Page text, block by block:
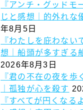
『アンチ・グッド
じと感想｜的外れな
年8月5日
『わたしを庇わな
想｜船頭が多すぎる
2026年8月3日
『君の不在の夜を
｜孤独が心を殺す
『すべてが円くな